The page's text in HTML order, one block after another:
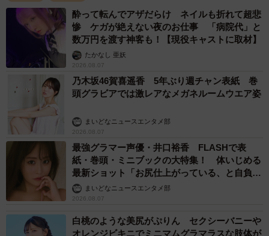
酔って転んでアザだらけ ネイルも折れて超悲
惨 ケガが絶えない夜のお仕事 「病院代」と
数万円を渡す神客も！【現役キャストに取材】
たかなし 亜妖
2026.08.07
乃木坂46賀喜遥香 5年ぶり週チャン表紙 巻
頭グラビアでは激レアなメガネルームウエア姿
まいどなニュースエンタメ部
2026.08.07
最強グラマー声優・井口裕香 FLASHで表
紙・巻頭・ミニブックの大特集！ 体いじめる
最新ショット「お尻仕上がっている、と自負し
ています」「いくつになっても理想の身体でい
たい」
まいどなニュースエンタメ部
2026.08.07
白桃のような美尻がぷりん セクシーバニーや
オレンジビキニでミニマムグラマラスな肢体が